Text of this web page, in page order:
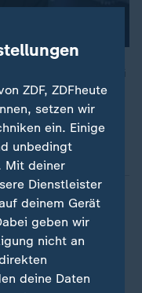
von den USA sei
Hano. Dies
Großmacht - auch
Rivalität
Chinas.
drastisch aus
zu
ZDF, ZDFheute
setzen wir
ein. Einige
unbedingt
Mit deiner
Dienstleister
deinem Gerät
geben wir
nicht an
deine Daten